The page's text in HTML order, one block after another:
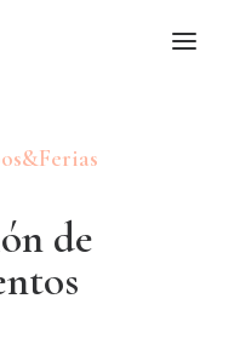
ón de
ntos